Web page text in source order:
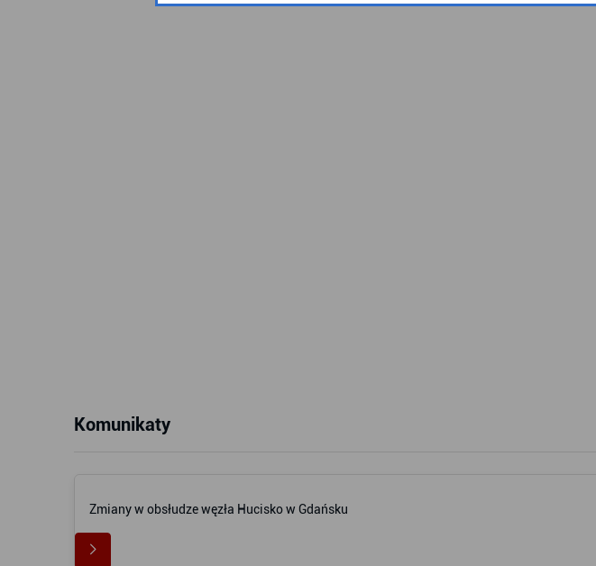
Komunikaty
Zmiany w obsłudze węzła Hucisko w Gdańsku